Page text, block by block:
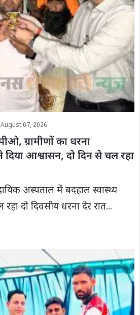
August 07, 2026
ग्रामीणों का धरना
आश्वासन, दो दिन से चल रहा
अस्पताल में बदहाल स्वास्थ्य
दो दिवसीय धरना देर रात...